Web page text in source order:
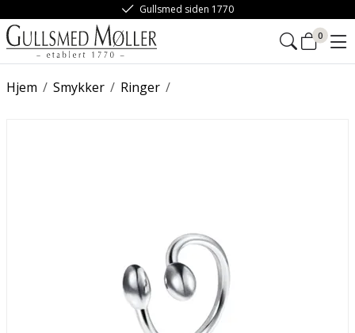
Gullsmed siden 1770
0
/
Hjem /
Smykker /
Ringer